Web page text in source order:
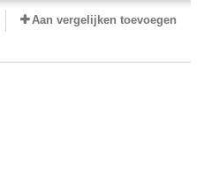
Aan vergelijken toevoegen